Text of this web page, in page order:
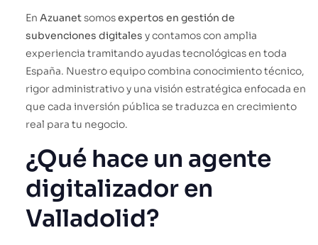
En Azuanetsomosexpertos en gestión de
subvenciones digitales y contamos con amplia
experiencia tramitando ayudas tecnológicas en toda
España. Nuestro equipo combina conocimiento técnico,
rigor administrativo y una visión estratégica enfocada en
que cada inversión pública se traduzca en crecimiento
real para tu negocio.
¿Qué hace un agente
digitalizador en
Valladolid?